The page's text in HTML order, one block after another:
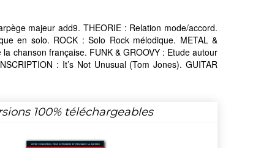
majeur add9. THEORIE : Relation mode/accord.
en solo. ROCK : Solo Rock mélodique. METAL &
chanson française. FUNK & GROOVY : Etude autour
: It’s Not Unusual (Tom Jones). GUITAR
100% téléchargeables